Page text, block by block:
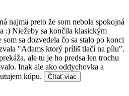
najmä preto že som nebola spokojná
:) Niežeby sa končila klasickým
sa dozvedela čo sa stalo po konci
"Adams ktorý príliš tlačí na pílu".
ale tu je ho predsa len trochu
Inak ale ako oddychovka a
kúpu.
Čítať viac